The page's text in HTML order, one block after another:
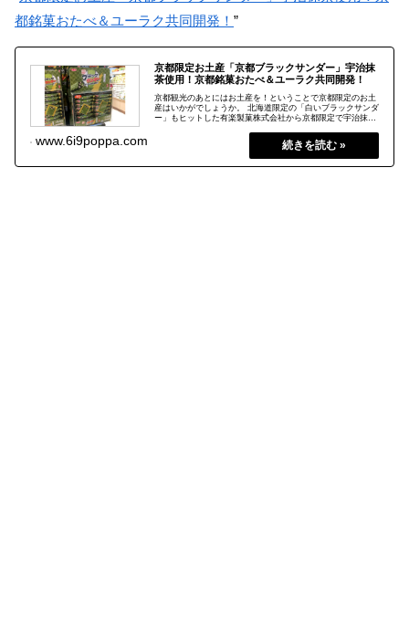
都銘菓おたべ＆ユーラク共同開発！ ”
京都限定お土産「京都ブラックサンダー」宇治抹
茶使用！京都銘菓おたべ＆ユーラク共同開発！
京都観光のあとにはお土産を！ということで京都限定のお土
産はいかがでしょうか。 北海道限定の「白いブラックサンダ
ー」もヒットした有楽製菓株式会社から京都限定で宇治抹茶
た「京都ブラックサンダー」 宇治抹茶の苦味もしっかりと表
現されているし、ブラックサンダー特有のザクザク感もある
し、限定感もあってか一番好きな「ブラックサンダー」にな
りました！
www.6i9poppa.com 2019.07.23